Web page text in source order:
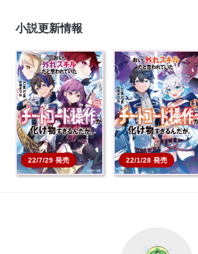
小説更新情報
22/7/29 発売
おい、外れスキルだと
思われていた《チート
コ…
本を買う
22/1/28 発売
おい、外れスキルだと
思われていた《チート
コ…
本を買う